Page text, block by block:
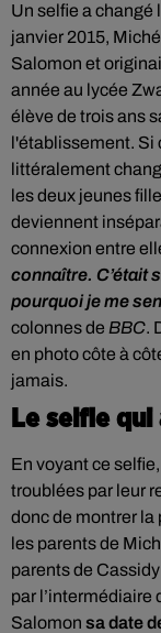
Un selfie a changé
janvier 2015,
Salomon et
année au lycée
élève de trois ans
l'établissement. Si
littéralement
les deux jeunes
deviennent
connexion entre
connaître. C’était
pourquoi je me
colonnes de BBC.
en photo côte à
jamais.
Le selfie
En voyant ce
troublées par leur
donc de montrer la
les parents de
parents de
par l’intermédiaire
Salomon sa date